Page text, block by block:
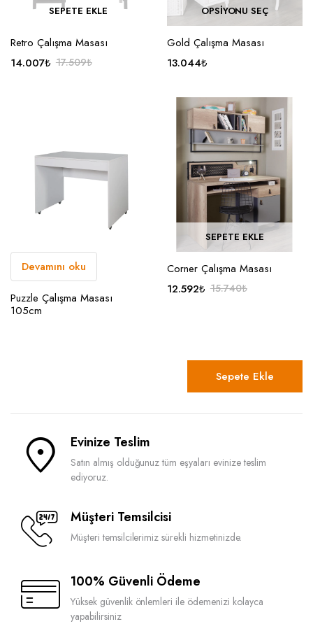
SEPETE EKLE
Retro Çalışma Masası
17.509₺
14.007₺
OPSIYONU SEÇ
Gold Çalışma Masası
13.044₺
Devamını oku
Puzzle Çalışma Masası
105cm
SEPETE EKLE
Corner Çalışma Masası
15.740₺
12.592₺
Sepete Ekle
Evinize Teslim
Satın almış olduğunuz tüm eşyaları evinize teslim
ediyoruz.
Müşteri Temsilcisi
Müşteri temsilcilerimiz sürekli hizmetinizde.
100% Güvenli Ödeme
Yüksek güvenlik önlemleri ile ödemenizi kolayca
yapabilirsiniz